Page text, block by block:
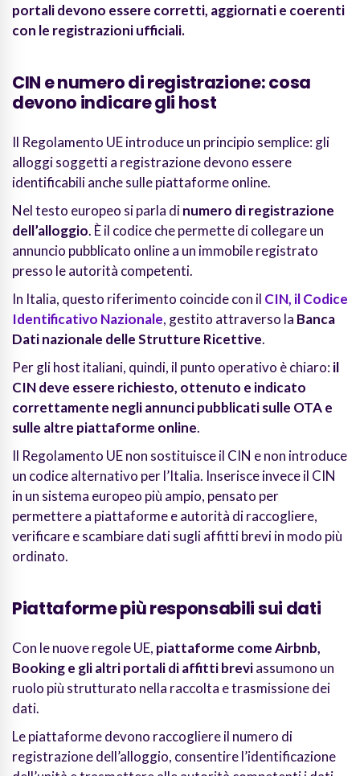
portali devono essere corretti, aggiornati e coerenti
con le registrazioni ufficiali.
CIN e numero di registrazione: cosa
devono indicare gli host
Il Regolamento UE introduce un principio semplice: gli
alloggi soggetti a registrazione devono essere
identificabili anche sulle piattaforme online.
Nel testo europeo si parla dinumero di registrazione
dell’alloggio. È il codice che permette di collegare un
annuncio pubblicato online a un immobile registrato
presso le autorità competenti.
In Italia, questo riferimento coincide con il CIN, ilCodice
Identificativo Nazionale, gestito attraverso la Banca
Dati nazionale delle Strutture Ricettive.
Per gli host italiani, quindi, il punto operativo è chiaro:il
CIN deve essere richiesto, ottenuto e indicato
correttamente negli annunci pubblicati sulle OTA e
sulle altre piattaforme online.
Il Regolamento UE non sostituisce il CIN e non introduce
un codice alternativo per l’Italia. Inserisce invece il CIN
in un sistema europeo più ampio, pensato per
permettere a piattaforme e autorità di raccogliere,
verificare e scambiare dati sugli affitti brevi in modo più
ordinato.
Piattaforme più responsabili sui dati
Con le nuove regole UE, piattaforme come Airbnb,
Booking e gli altri portali di affitti breviassumono un
ruolo più strutturato nella raccolta e trasmissione dei
dati.
Le piattaforme devono raccogliere il numero di
registrazione dell’alloggio, consentire l’identificazione